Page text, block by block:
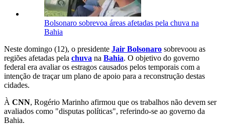
Bolsonaro sobrevoa áreas afetadas pela chuva na
Bahia
Neste domingo (12), o presidente Jair Bolsonaro sobrevoou as
regiões afetadas pela chuva na Bahia. O objetivo do governo
federal era avaliar os estragos causados pelos temporais com a
intenção de traçar um plano de apoio para a reconstrução destas
cidades.
À CNN, Rogério Marinho afirmou que os trabalhos não devem ser
avaliados como "disputas políticas", referindo-se ao governo da
Bahia.